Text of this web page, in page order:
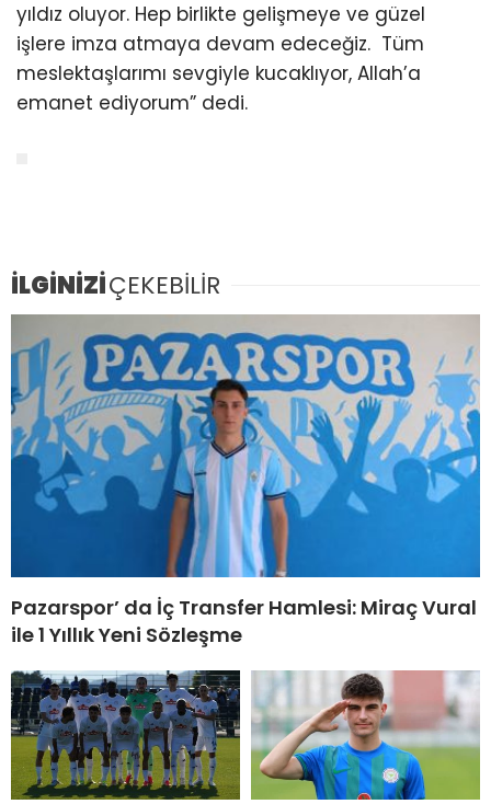
yıldız oluyor. Hep birlikte gelişmeye ve güzel
işlere imza atmaya devam edeceğiz. Tüm
meslektaşlarımı sevgiyle kucaklıyor, Allah’a
emanet ediyorum” dedi.
İLGİNİZİÇEKEBİLİR
Pazarspor’ da İç Transfer Hamlesi: Miraç Vural
ile 1 Yıllık Yeni Sözleşme